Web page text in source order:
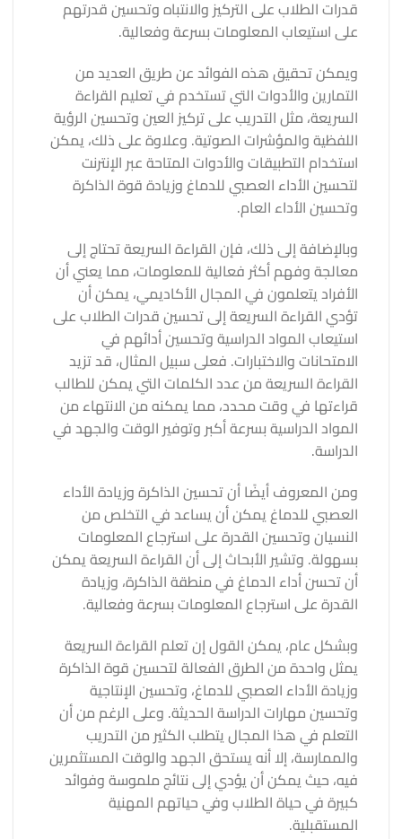
قدرات الطلاب على التركيز والانتباه وتحسين قدرتهم
على استيعاب المعلومات بسرعة وفعالية.
ويمكن تحقيق هذه الفوائد عن طريق العديد من
التمارين والأدوات التي تستخدم في تعليم القراءة
السريعة، مثل التدريب على تركيز العين وتحسين الرؤية
اللفظية والمؤشرات الصوتية. وعلاوة على ذلك، يمكن
استخدام التطبيقات والأدوات المتاحة عبر الإنترنت
لتحسين الأداء العصبي للدماغ وزيادة قوة الذاكرة
وتحسين الأداء العام.
وبالإضافة إلى ذلك، فإن القراءة السريعة تحتاج إلى
معالجة وفهم أكثر فعالية للمعلومات، مما يعني أن
الأفراد يتعلمون في المجال الأكاديمي، يمكن أن
تؤدي القراءة السريعة إلى تحسين قدرات الطلاب على
استيعاب المواد الدراسية وتحسين أدائهم في
الامتحانات والاختبارات. فعلى سبيل المثال، قد تزيد
القراءة السريعة من عدد الكلمات التي يمكن للطالب
قراءتها في وقت محدد، مما يمكنه من الانتهاء من
المواد الدراسية بسرعة أكبر وتوفير الوقت والجهد في
الدراسة.
ومن المعروف أيضًا أن تحسين الذاكرة وزيادة الأداء
العصبي للدماغ يمكن أن يساعد في التخلص من
النسيان وتحسين القدرة على استرجاع المعلومات
بسهولة. وتشير الأبحاث إلى أن القراءة السريعة يمكن
أن تحسن أداء الدماغ في منطقة الذاكرة، وزيادة
القدرة على استرجاع المعلومات بسرعة وفعالية.
وبشكل عام، يمكن القول إن تعلم القراءة السريعة
يمثل واحدة من الطرق الفعالة لتحسين قوة الذاكرة
وزيادة الأداء العصبي للدماغ، وتحسين الإنتاجية
وتحسين مهارات الدراسة الحديثة. وعلى الرغم من أن
التعلم في هذا المجال يتطلب الكثير من التدريب
والممارسة، إلا أنه يستحق الجهد والوقت المستثمرين
فيه، حيث يمكن أن يؤدي إلى نتائج ملموسة وفوائد
كبيرة في حياة الطلاب وفي حياتهم المهنية
المستقبلية.